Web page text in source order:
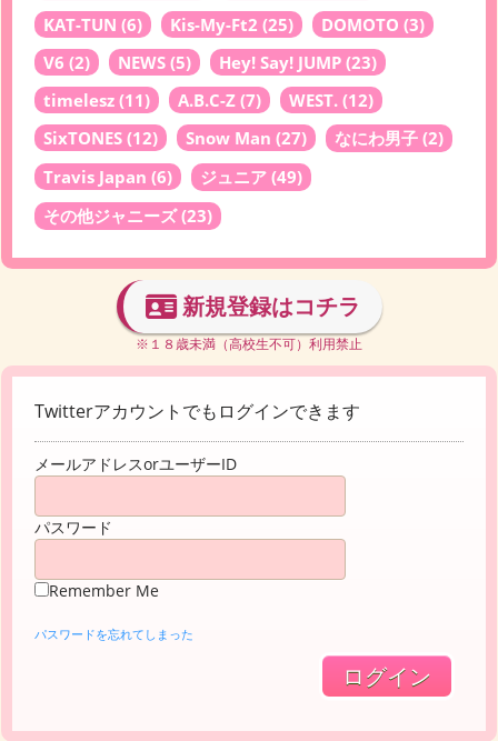
KAT-TUN (6) Kis-My-Ft2 (25) DOMOTO (3)
V6 (2) NEWS (5) Hey! Say! JUMP (23)
timelesz (11) A.B.C-Z (7) WEST. (12)
SixTONES (12) Snow Man (27) なにわ男子 (2)
Travis Japan (6) ジュニア (49)
その他ジャニーズ(23)
新規登録はコチラ
※１８歳未満（高校生不可）利用禁止
Twitterアカウントでもログインできます
メールアドレスorユーザーID
パスワード
Remember Me
パスワードを忘れてしまった